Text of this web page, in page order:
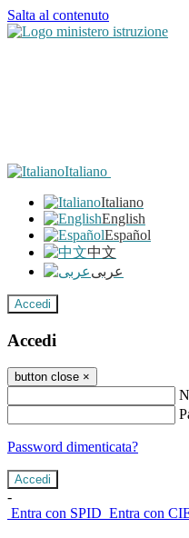
Salta al contenuto
Italiano
Italiano
English
Español
中文
عربى
Accedi
Accedi
button close ×
Password dimenticata?
-
Entra con SPID Entra con